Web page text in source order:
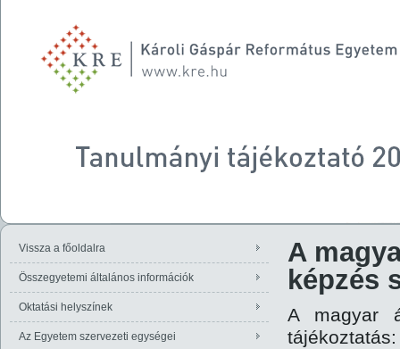
Vissza a főoldalra
Összegyetemi általános információk
Oktatási helyszínek
Az Egyetem szervezeti egységei
A
képzés
A magyar